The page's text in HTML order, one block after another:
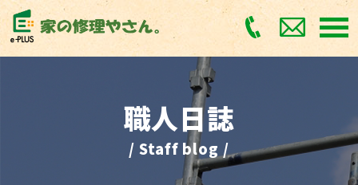
職人日誌
/ Staff blog /